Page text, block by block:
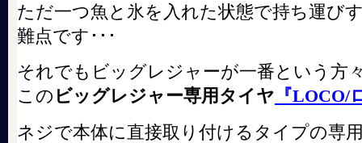
ただ一つ魚と氷を入れた状態で持ち運び
難点です･･･
それでもビッグレジャーが一番という方
この ビッグレジャー専用タイヤ 『LOCO/
ネジで本体に直接取り付けるタイプの専